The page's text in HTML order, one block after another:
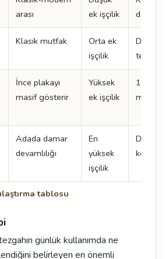
tablosu
arası
ek işçilik
Klasik mutfak
Orta ek
işçilik
Doğal
tercih
İnce plakayı
masif gösterir
Yüksek
ek işçilik
12
mm
Adada damar
devamlılığı
En
yüksek
işçilik
Damar
günlük kullanımda ne
belirleyen en önemli